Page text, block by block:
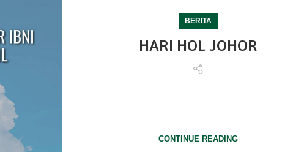
BERITA
HARI HOL JOHOR
CONTINUE READING